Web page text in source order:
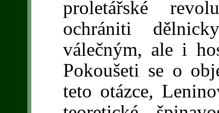
proletářské
ochrániti
válečným, ale i
Pokoušeti se o
teto otázce,